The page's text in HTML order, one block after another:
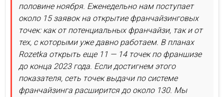
половине ноября. Еженедельно нам поступает
около 15 заявок на открытие франчайзинговых
точек: как от потенциальных франчайзи, так и от
тех, с которыми уже давно работаем. В планах
Rozetka открыть еще 11 — 14 точек по франшизе
до конца 2023 года. Если достигнем этого
показателя, сеть точек выдачи по системе
франчайзинга расширится до около 130. Мы